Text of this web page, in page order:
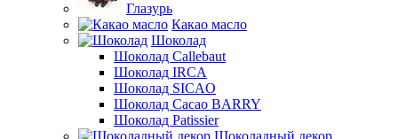
Глазурь
Какао масло
Шоколад
Шоколад Callebaut
Шоколад IRCA
Шоколад SICAO
Шоколад Cacao BARRY
Шоколад Patissier
Шоколадный декор